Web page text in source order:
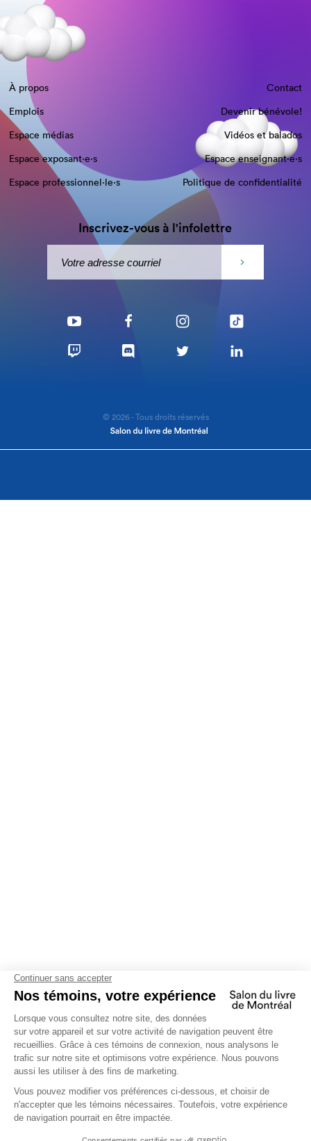
À propos
Contact
Emplois
Devenir bénévole!
Espace médias
Vidéos et balados
Espace exposant·e⋅s
Espace enseignant·e⋅s
Espace professionnel·le⋅s
Politique de confidentialité
Inscrivez-vous à l'infolettre
© 2026 - Tous droits réservés